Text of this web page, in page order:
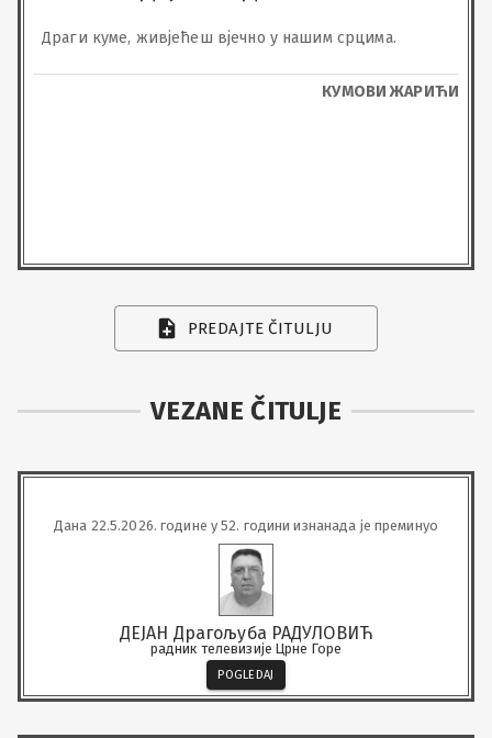
Драги куме, живјећеш вјечно у нашим срцима.
КУМОВИ ЖАРИЋИ
PREDAJTE ČITULJU
VEZANE ČITULJE
Дана 22.5.2026. године у 52. години изнанада је преминуо
ДЕЈАН Драгољуба РАДУЛОВИЋ
радник телевизије Црне Горе
POGLEDAJ